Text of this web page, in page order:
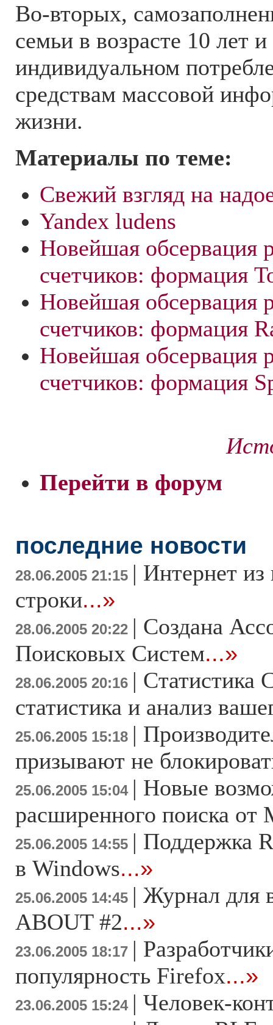
Во-вторых,
семьи в возрасте 10 лет
индивидуальном
средствам массовой
жизни.
Материалы по теме:
Свежий взгляд на
Yandex ludens
Новейшая обсервация
счетчиков: формация
Новейшая обсервация
счетчиков: формация
Новейшая обсервация
счетчиков: формация
Перейти в форум
последние новости
28.06.2005 21:15 | Интернет из
строки...»
28.06.2005 20:22 | Создана
Поисковых Систем...»
28.06.2005 20:16 | Статистика
статистика и анализ
25.06.2005 15:18 |
призывают не
25.06.2005 15:04 | Новые
расширенного поиска от
25.06.2005 14:55 | Поддержка
в Windows...»
25.06.2005 14:45 | Журнал для
ABOUT #2...»
23.06.2005 18:17 |
популярность Firefox...»
23.06.2005 15:24 | Человек-